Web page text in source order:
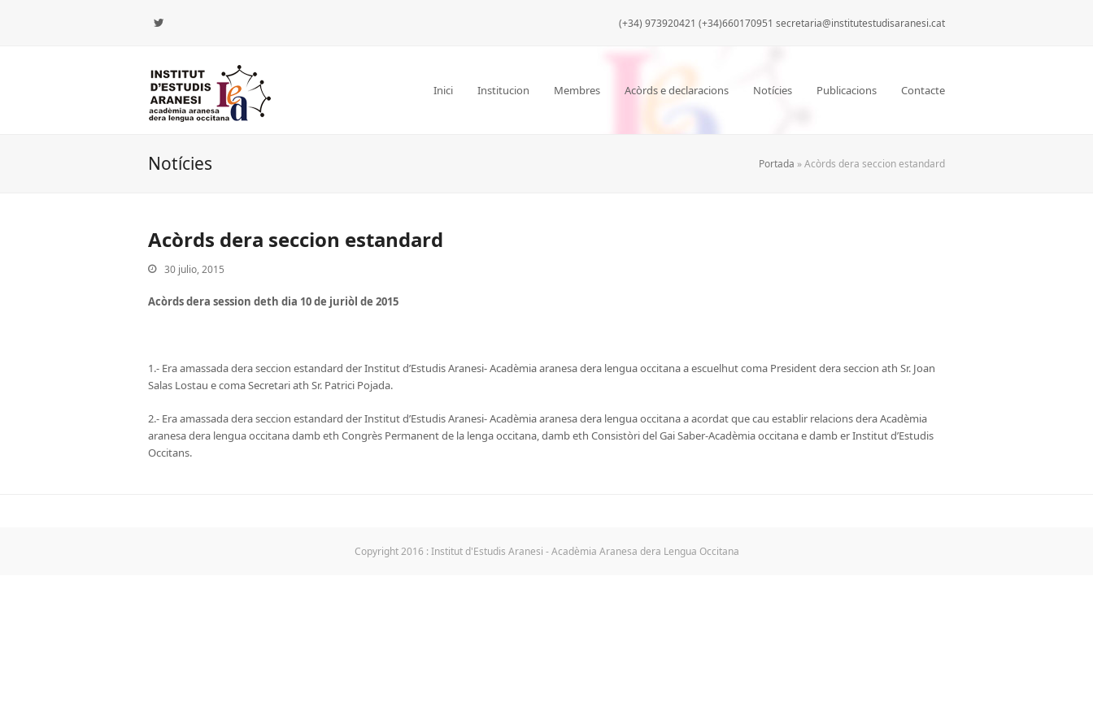
Twitter (+34) 973920421 (+34)660170951 secretaria@institutestudisaranesi.cat
Inici Institucion Membres Acòrds e declaracions Notícies Publicacions Contacte
Notícies Portada »Acòrds dera seccion estandard
Acòrds dera seccion estandard
30 julio, 2015
Acòrds dera session deth dia 10 de juriòl de 2015
1.- Era amassada dera seccion estandard der Institut d’Estudis Aranesi- Acadèmia aranesa dera lengua occitana a escuelhut coma President dera seccion ath Sr. Joan
Salas Lostau e coma Secretari ath Sr. Patrici Pojada.
2.- Era amassada dera seccion estandard der Institut d’Estudis Aranesi- Acadèmia aranesa dera lengua occitana a acordat que cau establir relacions dera Acadèmia
aranesa dera lengua occitana damb eth Congrès Permanent de la lenga occitana, damb eth Consistòri del Gai Saber-Acadèmia occitana e damb er Institut d’Estudis
Occitans.
Copyright 2016 : Institut d'Estudis Aranesi - Acadèmia Aranesa dera Lengua Occitana